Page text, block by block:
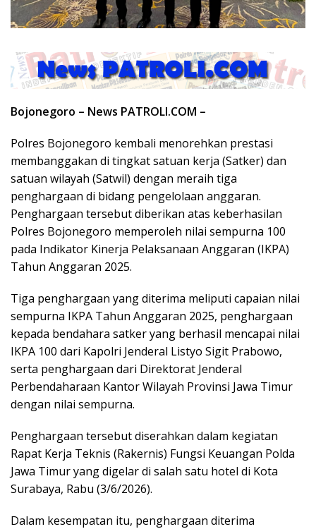
Bojonegoro – News PATROLI.COM –
Polres Bojonegoro kembali menorehkan prestasi
membanggakan di tingkat satuan kerja (Satker) dan
satuan wilayah (Satwil) dengan meraih tiga
penghargaan di bidang pengelolaan anggaran.
Penghargaan tersebut diberikan atas keberhasilan
Polres Bojonegoro memperoleh nilai sempurna 100
pada Indikator Kinerja Pelaksanaan Anggaran (IKPA)
Tahun Anggaran 2025.
Tiga penghargaan yang diterima meliputi capaian nilai
sempurna IKPA Tahun Anggaran 2025, penghargaan
kepada bendahara satker yang berhasil mencapai nilai
IKPA 100 dari Kapolri Jenderal Listyo Sigit Prabowo,
serta penghargaan dari Direktorat Jenderal
Perbendaharaan Kantor Wilayah Provinsi Jawa Timur
dengan nilai sempurna.
Penghargaan tersebut diserahkan dalam kegiatan
Rapat Kerja Teknis (Rakernis) Fungsi Keuangan Polda
Jawa Timur yang digelar di salah satu hotel di Kota
Surabaya, Rabu (3/6/2026).
Dalam kesempatan itu, penghargaan diterima